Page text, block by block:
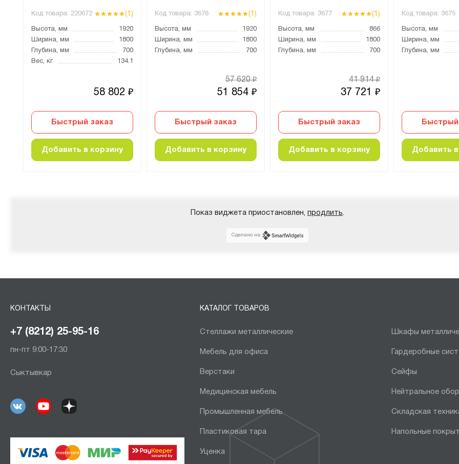
Код товара: 220672 (1)
Высота, мм
1920
Ширина, мм
1800
Глубина, мм
700
Вес, кг
134.1
58 802 ₽
Быстрый заказ
Добавить в корзину
Код товара: 3676 (1)
Высота, мм
1920
Ширина, мм
1800
Глубина, мм
700
51 854 ₽
57 620₽
Быстрый заказ
Добавить в корзину
Код товара: 3677 (1)
Высота, мм
866
Ширина, мм
1800
Глубина, мм
700
37 721 ₽
41 914₽
Быстрый заказ
Добавить в корзину
Код товара: 3675
Высота, мм
Ширина, мм
Глубина, мм
Быстрый
Добавить
Показ виджета приостановлен, продлить
Сделано на
КОНТАКТЫ
+7 (8212) 25-95-16
пн-пт 9:00-17:30
Сыктывкар
КАТАЛОГ ТОВАРОВ
Стеллажи металлические Шкафы
Мебель для офиса Гардеробные
Верстаки Сейфы
Медицинская мебель Нейтральное
Промышленная мебель Складская
Пластиковая тара Напольные
Уценка